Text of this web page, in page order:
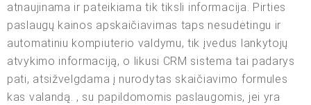
atnaujinama ir pateikiama tik tiksli informacija. Pirties
paslaugų kainos apskaičiavimas taps nesudėtingu ir
automatiniu kompiuterio valdymu, tik įvedus lankytojų
atvykimo informaciją, o likusi CRM sistema tai padarys
pati, atsižvelgdama į nurodytas skaičiavimo formules
kas valandą. , su papildomomis paslaugomis, jei yra